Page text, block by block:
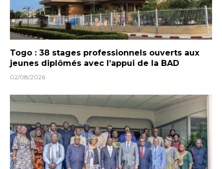
Togo : 38 stages professionnels ouverts aux
jeunes diplômés avec l’appui de la BAD
02/08/2026